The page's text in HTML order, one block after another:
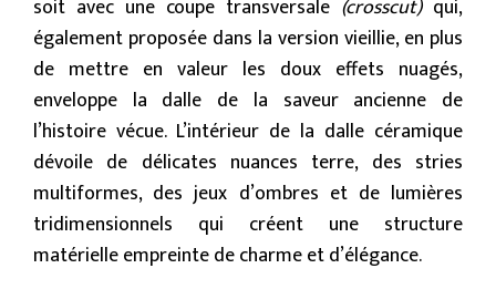
soit avec une coupe transversale (crosscut)qui,
également proposée dans la version vieillie, en plus
de mettre en valeur les doux effets nuagés,
enveloppe la dalle de la saveur ancienne de
l’histoire vécue. L’intérieur de la dalle céramique
dévoile de délicates nuances terre, des stries
multiformes, des jeux d’ombres et de lumières
tridimensionnels qui créent une structure
matérielle empreinte de charme et d’élégance.